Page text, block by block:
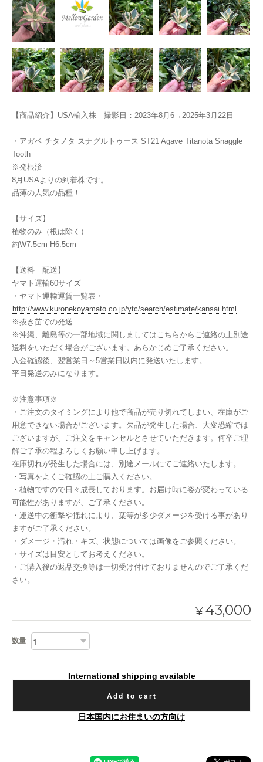
【商品紹介】USA輸入株 撮影日：2023年8月6→2025年3月22日
・アガベ チタノタ スナグルトゥース ST21 Agave Titanota Snaggle
Tooth
※発根済
8月USAよりの到着株です。
品薄の人気の品種！
【サイズ】
植物のみ（根は除く）
約W7.5cm H6.5cm
【送料 配送】
ヤマト運輸60サイズ
・ヤマト運輸運賃一覧表・
http://www.kuronekoyamato.co.jp/ytc/search/estimate/kansai.html
※抜き苗での発送
※沖縄、離島等の一部地域に関しましてはこちらからご連絡の上別途
送料をいただく場合がございます。あらかじめご了承ください。
入金確認後、翌営業日～5営業日以内に発送いたします。
平日発送のみになります。
※注意事項※
・ご注文のタイミングにより他で商品が売り切れてしまい、在庫がご
用意できない場合がございます。欠品が発生した場合、大変恐縮では
ございますが、ご注文をキャンセルとさせていただきます。何卒ご理
解ご了承の程よろしくお願い申し上げます。
在庫切れが発生した場合には、別途メールにてご連絡いたします。
・写真をよくご確認の上ご購入ください。
・植物ですので日々成長しております。お届け時に姿が変わっている
可能性がありますが、ご了承ください。
・運送中の衝撃や揺れにより、葉等が多少ダメージを受ける事があり
ますがご了承ください。
・ダメージ・汚れ・キズ、状態については画像をご参照ください。
・サイズは目安としてお考えください。
・ご購入後の返品交換等は一切受け付けておりませんのでご了承くだ
さい。
¥43,000
数量
International shipping available
Add to cart
日本国内にお住まいの方向け